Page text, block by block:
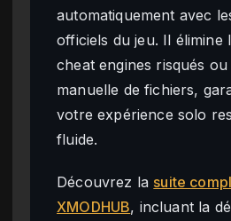
automatiquement avec
officiels du jeu. Il élimine
cheat engines risqués ou
manuelle de fichiers,
votre expérience solo
fluide.
Découvrez la suite
XMODHUB, incluant la